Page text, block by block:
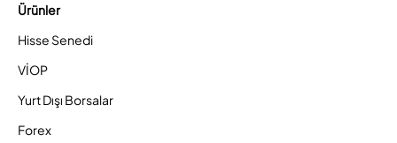
Ürünler
Hisse Senedi
VİOP
Yurt Dışı Borsalar
Forex